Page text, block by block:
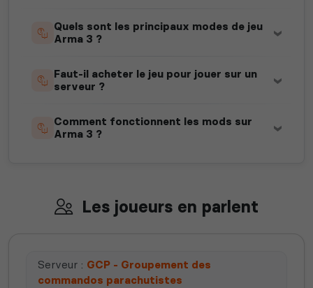
Quels sont les principaux modes de jeu
Arma 3 ?
Faut-il acheter le jeu pour jouer sur un
serveur ?
Comment fonctionnent les mods sur
Arma 3 ?
Les joueurs en parlent
Serveur : GCP - Groupement des
commandos parachutistes